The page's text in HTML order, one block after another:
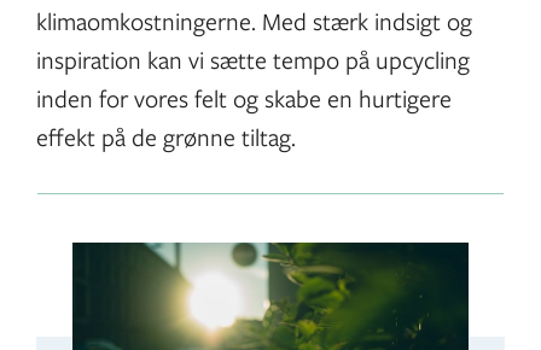
klimaomkostningerne. Med stærk indsigt og
inspiration kan vi sætte tempo på upcycling
inden for vores felt og skabe en hurtigere
effekt på de grønne tiltag.